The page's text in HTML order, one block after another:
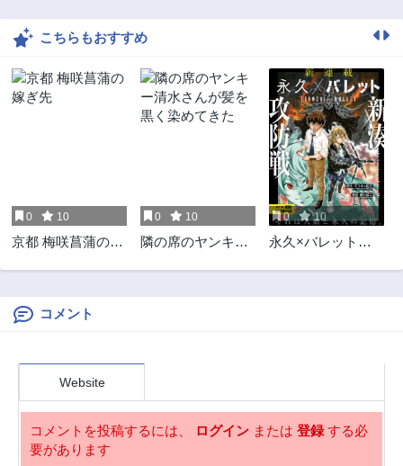
こちらもおすすめ
0 10
京都 梅咲菖蒲の嫁
0 10
隣の席のヤンキー
0 10
永久×バレット新
コメント
Website
コメントを投稿するには、 ログイン または 登録する必
要があります